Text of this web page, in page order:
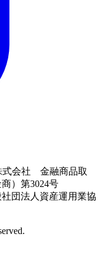
式会社 金融商品取
）第3024号
団法人資産運用業協